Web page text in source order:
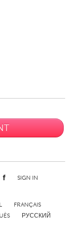
SIGN IN
FRANÇAIS
РУССКИЙ